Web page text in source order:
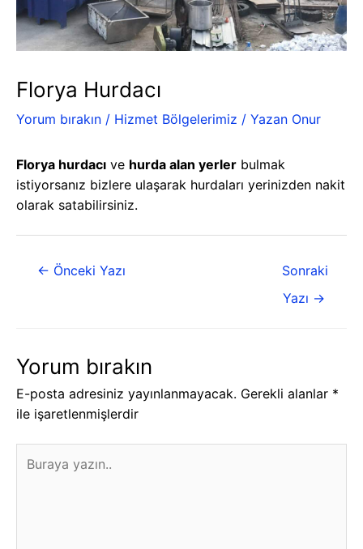
Florya Hurdacı
Yorum bırakın / Hizmet Bölgelerimiz / Yazan Onur
Florya hurdacı ve hurda alan yerler bulmak
istiyorsanız bizlere ulaşarak hurdaları yerinizden nakit
olarak satabilirsiniz.
← Önceki Yazı
Sonraki
Yazı →
Yorum bırakın
E-posta adresiniz yayınlanmayacak. Gerekli alanlar *
ile işaretlenmişlerdir
yazın..